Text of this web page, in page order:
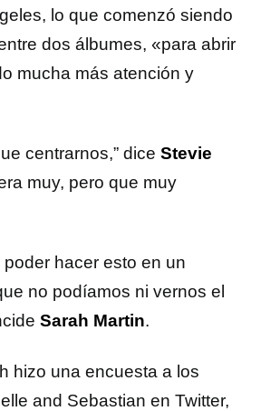
lo que comenzó siendo
dos álbumes, «para abrir
mucha más atención y
centrarnos,” dice Stevie
muy, pero que muy
poder hacer esto en un
no podíamos ni vernos el
Sarah Martin.
hizo una encuesta a los
and Sebastian en Twitter,